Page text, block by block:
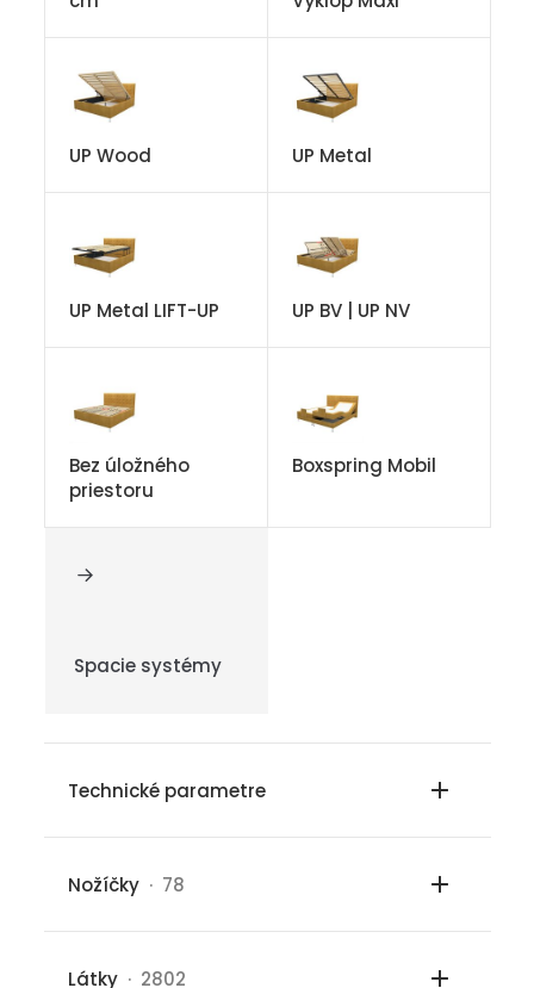
UP Wood UP Metal
UP Metal LIFT-UP UP BV | UP NV
Bez úložného
priestoru
Boxspring Mobil
Spacie systémy
Technické parametre
Nožíčky · 78
Látky · 2802